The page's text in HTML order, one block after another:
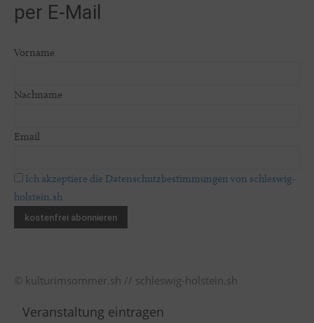
per E-Mail
Vorname
Nachname
Email
Ich akzeptiere die Datenschutzbestimmungen von schleswig-
holstein.sh
© kulturimsommer.sh // schleswig-holstein.sh
Veranstaltung eintragen